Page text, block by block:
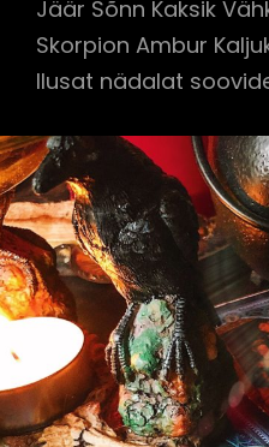
Jäär Sõnn Kaksik
Skorpion Ambur
Ilusat nädalat